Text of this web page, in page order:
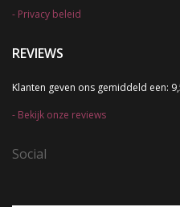
Privacy beleid
REVIEWS
Klanten geven ons gemiddeld een:
Bekijk onze reviews
Social